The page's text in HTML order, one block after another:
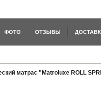
ФОТО ОТЗЫВЫ
матрас "Matroluxe ROLL